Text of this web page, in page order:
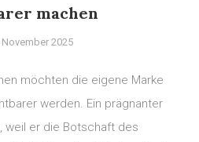
machen
November 2025
möchten die eigene Marke
werden. Ein prägnanter
weil er die Botschaft des